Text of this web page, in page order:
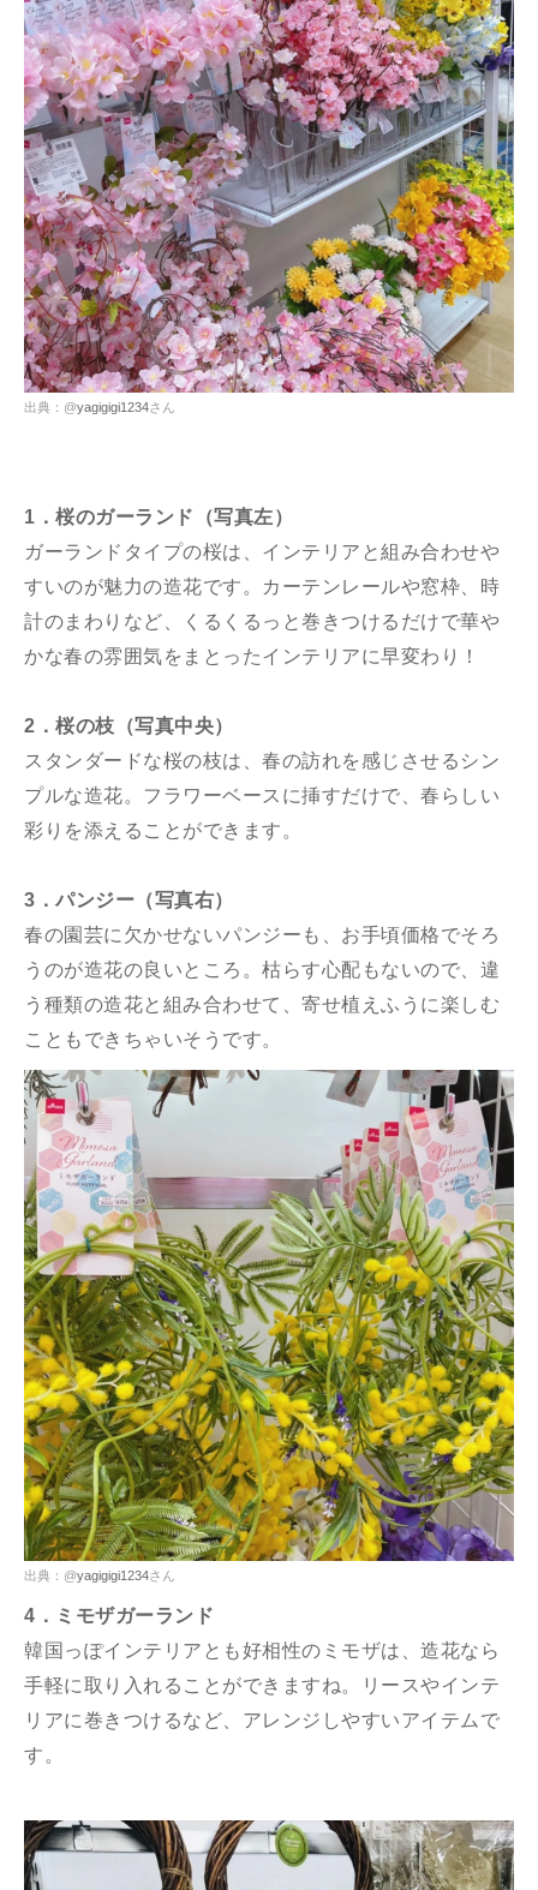
出典：@yagigigi1234さん
1．桜のガーランド（写真左）
ガーランドタイプの桜は、インテリアと組み合わせや
すいのが魅力の造花です。カーテンレールや窓枠、時
計のまわりなど、くるくるっと巻きつけるだけで華や
かな春の雰囲気をまとったインテリアに早変わり！
2．桜の枝（写真中央）
スタンダードな桜の枝は、春の訪れを感じさせるシン
プルな造花。フラワーベースに挿すだけで、春らしい
彩りを添えることができます。
3．パンジー（写真右）
春の園芸に欠かせないパンジーも、お手頃価格でそろ
うのが造花の良いところ。枯らす心配もないので、違
う種類の造花と組み合わせて、寄せ植えふうに楽しむ
こともできちゃいそうです。
出典：@yagigigi1234さん
4．ミモザガーランド
韓国っぽインテリアとも好相性のミモザは、造花なら
手軽に取り入れることができますね。リースやインテ
リアに巻きつけるなど、アレンジしやすいアイテムで
す。